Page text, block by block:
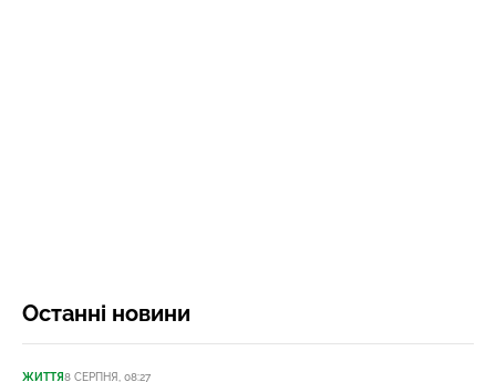
Останні новини
ЖИТТЯ8 СЕРПНЯ, 08:27